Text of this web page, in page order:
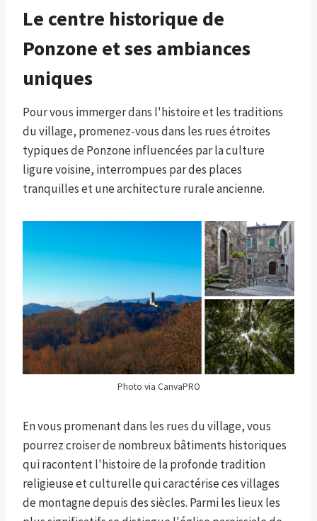
Le centre historique de
Ponzone et ses ambiances
uniques
Pour vous immerger dans l'histoire et les traditions
du village, promenez-vous dans les rues étroites
typiques de Ponzone influencées par la culture
ligure voisine, interrompues par des places
tranquilles et une architecture rurale ancienne.
Photo via CanvaPRO
En vous promenant dans les rues du village, vous
pourrez croiser de nombreux bâtiments historiques
qui racontent l'histoire de la profonde tradition
religieuse et culturelle qui caractérise ces villages
de montagne depuis des siècles. Parmi les lieux les